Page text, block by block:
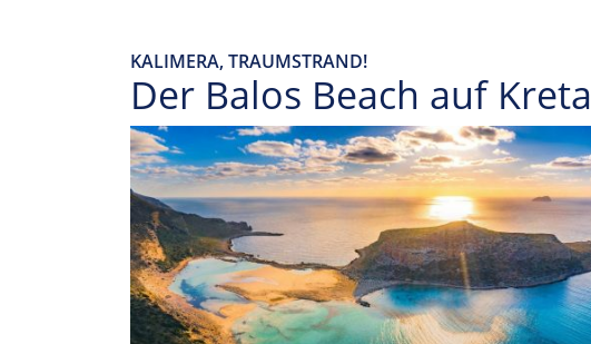
KALIMERA, TRAUMSTRAND!
Der Balos Beach auf Kreta